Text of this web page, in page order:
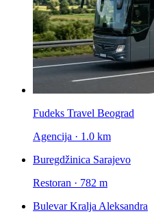
Fudeks Travel Beograd
Agencija · 1.0 km
Buregdžinica Sarajevo
Restoran · 782 m
Bulevar Kralja Aleksandra